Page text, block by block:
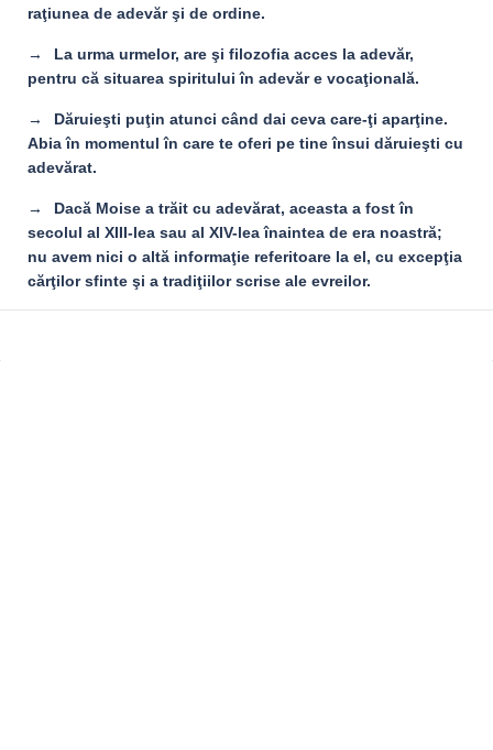
raţiunea de adevăr şi de ordine.
La urma urmelor, are şi filozofia acces la adevăr,
pentru că situarea spiritului în adevăr e vocaţională.
Dăruieşti puţin atunci când dai ceva care-ţi aparţine.
Abia în momentul în care te oferi pe tine însui dăruieşti cu
adevărat.
Dacă Moise a trăit cu adevărat, aceasta a fost în
secolul al XIII-lea sau al XIV-lea înaintea de era noastră;
nu avem nici o altă informaţie referitoare la el, cu excepţia
cărţilor sfinte şi a tradiţiilor scrise ale evreilor.